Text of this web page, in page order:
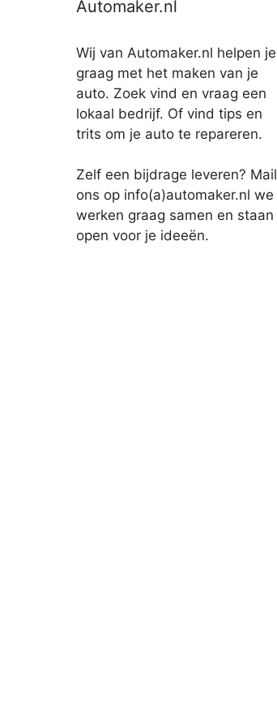
Automaker.nl
Wij van Automaker.nl helpen je
graag met het maken van je
auto. Zoek vind en vraag een
lokaal bedrijf. Of vind tips en
trits om je auto te repareren.
Zelf een bijdrage leveren? Mail
ons op info(a)automaker.nl we
werken graag samen en staan
open voor je ideeën.